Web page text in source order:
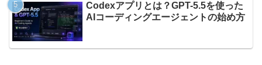
Codexアプリとは？GPT-5.5を使った
AIコーディングエージェントの始め方